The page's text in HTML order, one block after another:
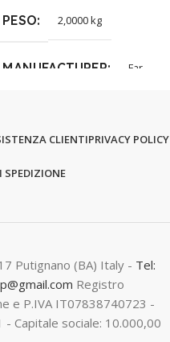
PESO 2,0000 kg
MANUFACTURER Far
CLIENTIPRIVACY POLICY
SPEDIZIONE
Putignano (BA) Italy - Tel:
Registro
e P.IVA IT07838740723 -
- Capitale sociale: 10.000,00